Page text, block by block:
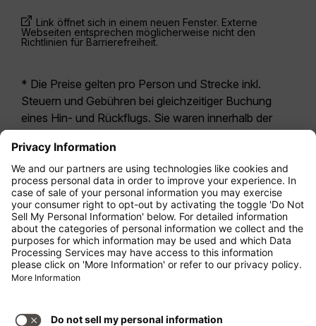
Link öffnet sich in einem neuen Fenster. Externe
Webseiten entsprechen möglicherweise nicht den
Richtlinien für Barrierefreiheit.
* Die Preise gelten pro Person und Strecke inkl.
Steuern und Gebühren bei gleichzeitiger Buchung
eines Hin- und Rückflugs. Sie waren innerhalb der
möglicherweise nicht mehr aktuell. Bei den für die
Economy Class angegebenen Tarifen handelt es
sich i.d.R. um Economy Zero, unsere restriktivste
Tarifoption. Es können hierfür zusätzliche Gebühren
fürAufgabegepäckoder für andere optionale
Leistungen anfallen. Es gelten dieAllgemeinen
Geschäftsbedingungen .